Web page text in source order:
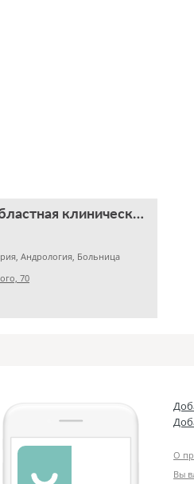
Челябинская областная клиническая больница
Андрология, Больница
70
О
Вы